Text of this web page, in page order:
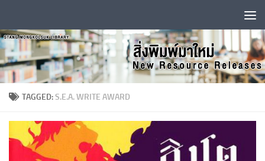
TAGGED:S.E.A. WRITE AWARD